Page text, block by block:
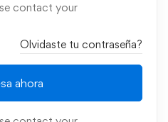
contact your
Olvidaste tu contraseña?
ahora